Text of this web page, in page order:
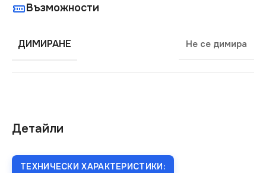
Детайли
ТЕХНИЧЕСКИ ХАРАКТЕРИСТИКИ:
Възможности
ДИМИРАНЕ Не се димира